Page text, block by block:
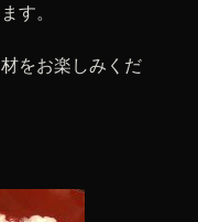
す。
をお楽しみくだ